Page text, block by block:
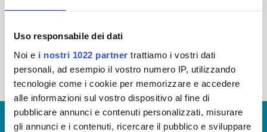
Uso responsabile dei dati
Noi e i nostri 1022 partner trattiamo i vostri dati
personali, ad esempio il vostro numero IP, utilizzando
tecnologie come i cookie per memorizzare e accedere
alle informazioni sul vostro dispositivo al fine di
pubblicare annunci e contenuti personalizzati, misurare
gli annunci e i contenuti, ricercare il pubblico e sviluppare
« prima ‹ precedente … 27 28 29
31
32 33 34 35
© Copyright 2017 - 2026
GLOSSARIO